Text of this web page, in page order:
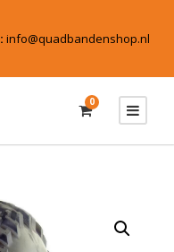
info@quadbandenshop.nl
0